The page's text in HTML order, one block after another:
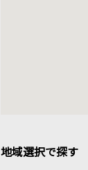
地域選択で探す